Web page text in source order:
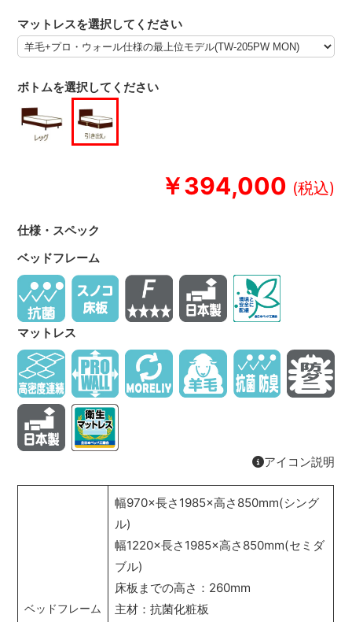
￥394,000
マットレスを選択してください
ボトムを選択してください
仕様・スペック
ベッドフレーム
マットレス
アイコン説明
ベッドフレーム
幅970×長さ1985×高さ850mm(シング
ル)
幅1220×長さ1985×高さ850mm(セミダ
ブル)
床板までの高さ：260mm
主材：抗菌化粧板